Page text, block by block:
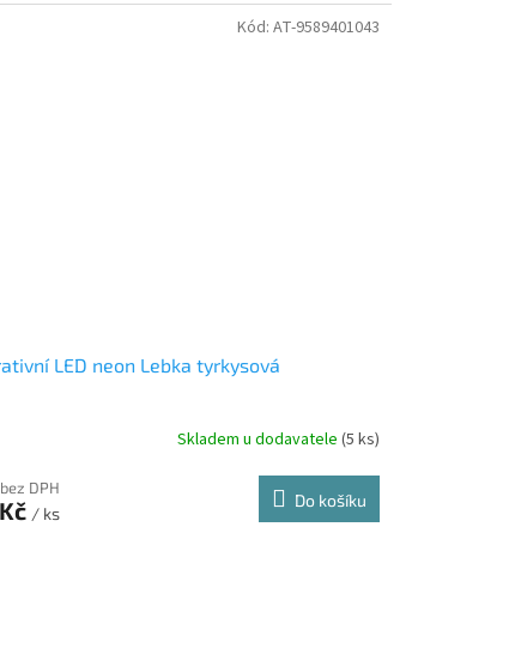
LED neon Lebka tyrkysová
Skladem u dodavatele (5 ks)
DPH
/ ks
Do košíku
Kód: AT-9589401043